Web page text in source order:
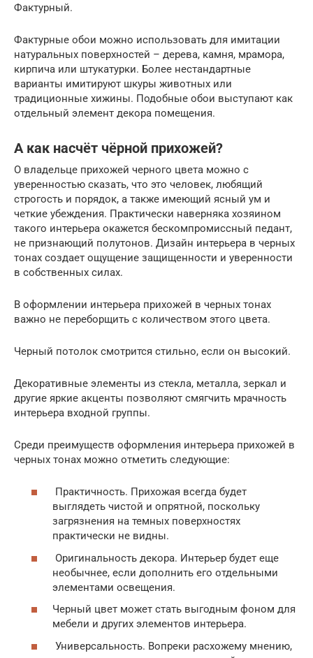
Фактурный.
Фактурные обои можно использовать для имитации
натуральных поверхностей – дерева, камня, мрамора,
кирпича или штукатурки. Более нестандартные
варианты имитируют шкуры животных или
традиционные хижины. Подобные обои выступают как
отдельный элемент декора помещения.
А как насчёт чёрной прихожей?
О владельце прихожей черного цвета можно с
уверенностью сказать, что это человек, любящий
строгость и порядок, а также имеющий ясный ум и
четкие убеждения. Практически наверняка хозяином
такого интерьера окажется бескомпромиссный педант,
не признающий полутонов. Дизайн интерьера в черных
тонах создает ощущение защищенности и уверенности
в собственных силах.
В оформлении интерьера прихожей в черных тонах
важно не переборщить с количеством этого цвета.
Черный потолок смотрится стильно, если он высокий.
Декоративные элементы из стекла, металла, зеркал и
другие яркие акценты позволяют смягчить мрачность
интерьера входной группы.
Среди преимуществ оформления интерьера прихожей в
черных тонах можно отметить следующие:
Практичность. Прихожая всегда будет
выглядеть чистой и опрятной, поскольку
загрязнения на темных поверхностях
практически не видны.
Оригинальность декора. Интерьер будет еще
необычнее, если дополнить его отдельными
элементами освещения.
Черный цвет может стать выгодным фоном для
мебели и других элементов интерьера.
Универсальность. Вопреки расхожему мнению,